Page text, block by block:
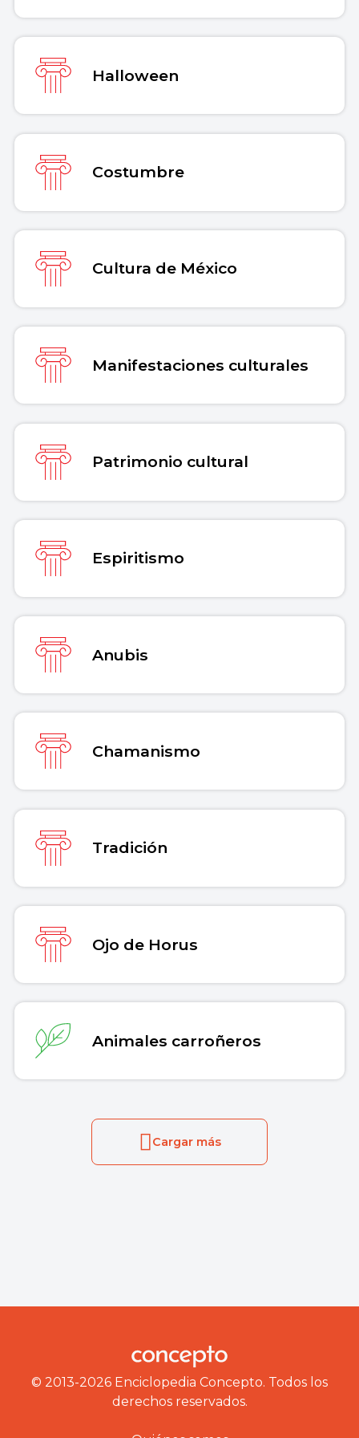
Halloween
Costumbre
Cultura de México
Manifestaciones culturales
Patrimonio cultural
Espiritismo
Anubis
Chamanismo
Tradición
Ojo de Horus
Animales carroñeros
Cargar más
© 2013-2026 Enciclopedia Concepto. Todos los
derechos reservados.